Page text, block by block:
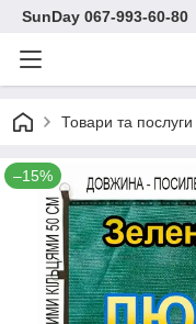
SunDay 067-993-60-80
Товари та послуги
–15%